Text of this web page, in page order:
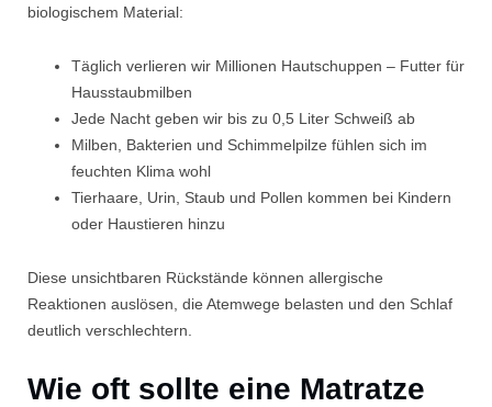
biologischem Material:
Täglich verlieren wir Millionen Hautschuppen – Futter für
Hausstaubmilben
Jede Nacht geben wir bis zu 0,5 Liter Schweiß ab
Milben, Bakterien und Schimmelpilze fühlen sich im
feuchten Klima wohl
Tierhaare, Urin, Staub und Pollen kommen bei Kindern
oder Haustieren hinzu
Diese unsichtbaren Rückstände können allergische
Reaktionen auslösen, die Atemwege belasten und den Schlaf
deutlich verschlechtern.
Wie oft sollte eine Matratze